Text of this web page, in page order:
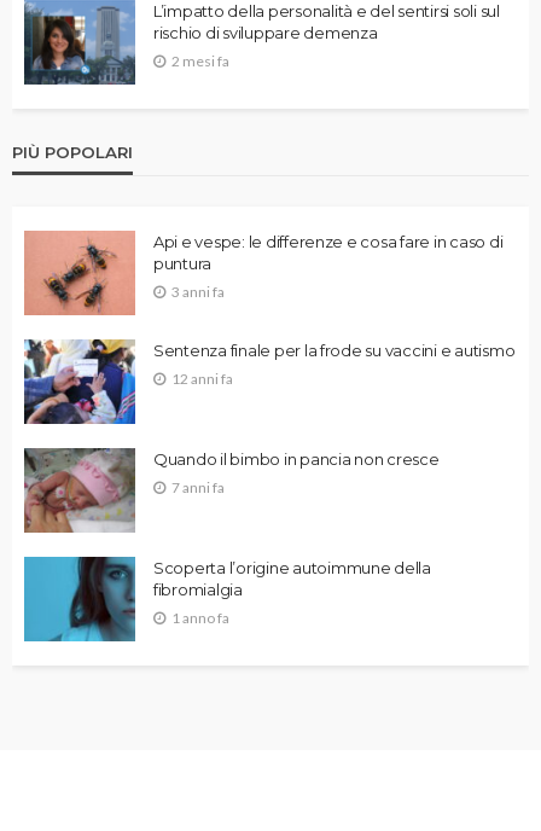
L’impatto della personalità e del sentirsi soli sul
rischio di sviluppare demenza
2 mesi fa
PIÙ POPOLARI
Api e vespe: le differenze e cosa fare in caso di
puntura
3 anni fa
Sentenza finale per la frode su vaccini e autismo
12 anni fa
Quando il bimbo in pancia non cresce
7 anni fa
Scoperta l’origine autoimmune della
fibromialgia
1 anno fa